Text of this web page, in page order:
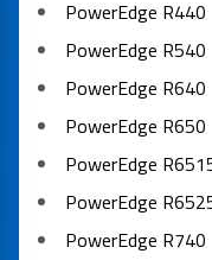
PowerEdge R440
PowerEdge R540
PowerEdge R640
PowerEdge R650
PowerEdge
PowerEdge
PowerEdge R740